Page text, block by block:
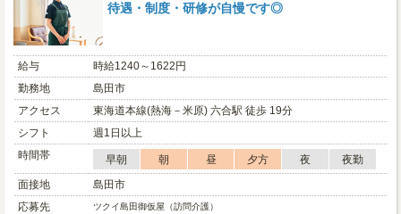
待遇・制度・研修が自慢です◎
給与
時給1240～1622円
勤務地
島田市
アクセス
東海道本線(熱海－米原) 六合駅 徒歩 19分
シフト
週1日以上
時間帯
早朝 朝 昼 夕方 夜
夜勤
面接地
島田市
応募先
ツクイ島田御仮屋（訪問介護）